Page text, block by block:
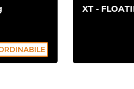
XT -